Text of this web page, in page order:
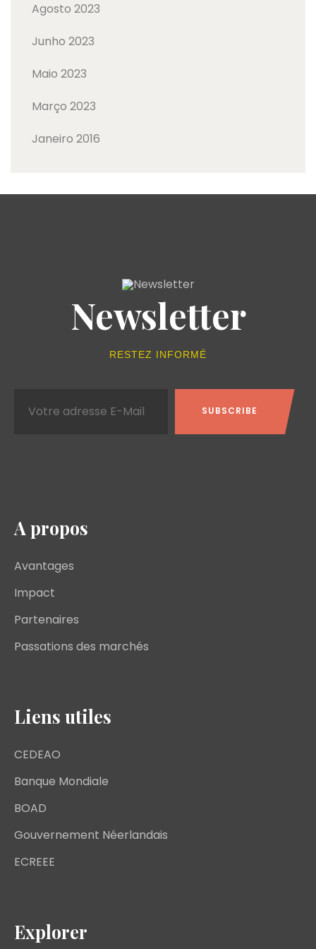
Agosto 2023
Junho 2023
Maio 2023
Março 2023
Janeiro 2016
Newsletter
RESTEZ INFORMÉ
A propos
Avantages
Impact
Partenaires
Passations des marchés
Liens utiles
CEDEAO
Banque Mondiale
BOAD
Gouvernement Néerlandais
ECREEE
Explorer